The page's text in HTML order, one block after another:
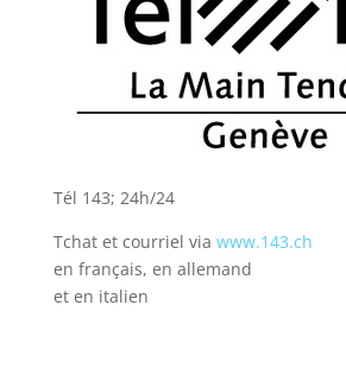
Tél 143; 24h/24
Tchat et courriel via www.143.ch
en français, en allemand
et en italien